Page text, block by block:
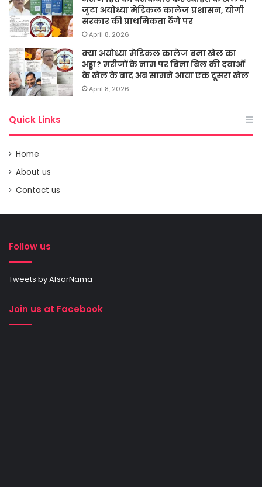
जुटा अयोध्या मेडिकल कालेज प्रशासन, योगी
सरकार की प्राथमिकता ठेंगे पर
April 8, 2026
क्या अयोध्या मेडिकल कालेज बना खेल का
अड्डा? मरीजों के नाम पर बिना बिल की दवाओं
के खेल के बाद अब सामने आया एक दूसरा खेल
April 8, 2026
Quick Links
Home
About us
Contact us
Follow us
Tweets by AfsarNama
Join us at Facebook